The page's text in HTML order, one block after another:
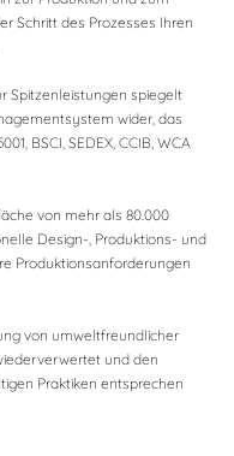
Schritt des Prozesses Ihren
Spitzenleistungen spiegelt
wider, das
BSCI, SEDEX, CCIB, WCA
von mehr als 80.000
Design-, Produktions- und
Produktionsanforderungen
von umweltfreundlicher
und den
Praktiken entsprechen